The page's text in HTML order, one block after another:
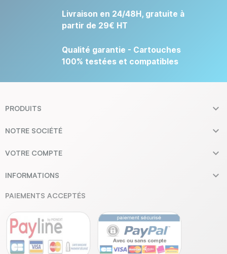
Livraison en 24/48H, gratuite à
partir de 29€ HT
Qualité garantie - Cartouches
100% testées et compatibles
PRODUITS 
NOTRE SOCIÉTÉ 
VOTRE COMPTE 
INFORMATIONS 
PAIEMENTS ACCEPTÉS